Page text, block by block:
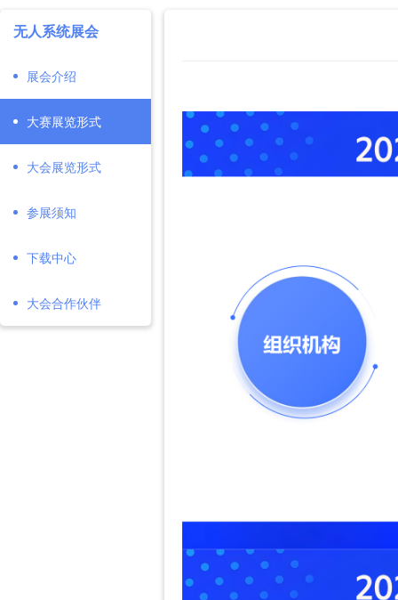
无人系统展会
展会介绍
大赛展览形式
大会展览形式
参展须知
下载中心
大会合作伙伴